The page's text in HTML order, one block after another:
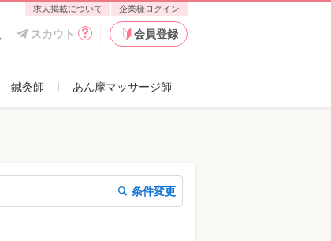
求人掲載について 企業様ログイン
スカウト 会員登録
鍼灸師 あん摩マッサージ師
条件変更